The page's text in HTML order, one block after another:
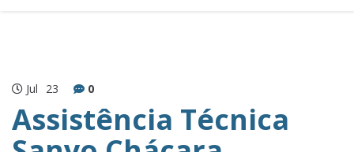
Jul 23 0
Assistência Técnica